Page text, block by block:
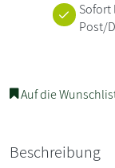
Sofort
Post/
Auf die
Beschreibung